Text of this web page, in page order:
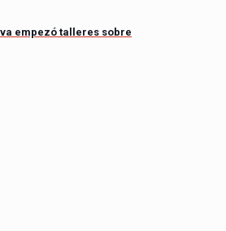
empezó talleres sobre